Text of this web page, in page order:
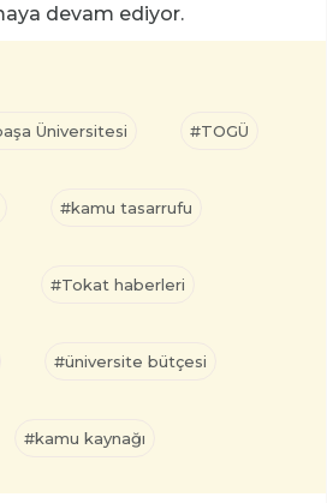
devam ediyor.
Üniversitesi #TOGÜ
#kamu tasarrufu
#Tokat haberleri
#üniversite bütçesi
#kamu kaynağı